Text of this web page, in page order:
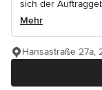
sich der
Mehr
Hansastraße 27a,